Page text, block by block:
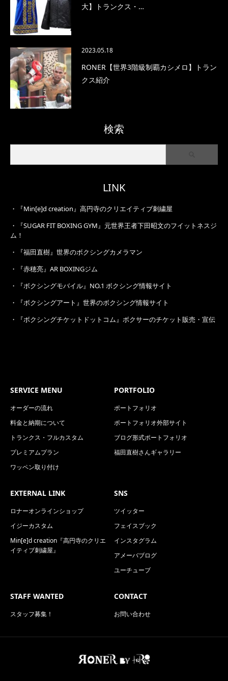
大】トランクス・…
2023.05.18
RONER【世界3階級制覇カシメロ】トラン
クス紹介
検索
LINK
・
『Min[e]d creation』高円寺のクリエイティブ刺繍屋
・
『SUGAR FIT BOXING GYM』元世界王者下田昭文のフイットネスジ
ム！
・
『福田直樹』世界のボクシングカメラマン
・
『赤穂亮』AR BOXINGジム
・
『ボクシングモバイル』NO.1 ボクシング情報サイト
・
『ボクシングアート』世界のボクシング情報サイト
・
『ボクシングチケットドットコム』ボクサーのチケット販売・宣伝
SERVICE MENU
オーダーの流れ
料金と納期について
トランクス・フルカスタム
プレミアムプラン
ワッペン取り付け
PORTFOLIO
ポートフォリオ
ポートフォリオ外部サイト
ブログ形式ポートフォリオ
福田直樹さんギャラリー
EXTERNAL LINK
ロナーオンラインショップ
イジーカスタム
Min[e]d creation『高円寺のクリエ
イティブ刺繍屋』
SNS
ツイッター
フェイスブック
インスタグラム
アメーバブログ
ユーチューブ
STAFF WANTED
スタッフ募集！
CONTACT
お問い合わせ